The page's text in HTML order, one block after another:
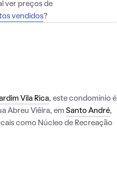
ver preços de
vendidos?
Vila Rica, este condomínio é
Abreu Viêira, em Santo André,
como Núcleo de Recreação